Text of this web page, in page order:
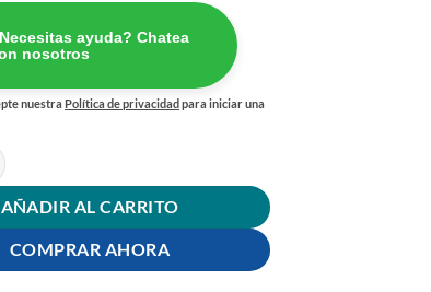
ayuda? Chatea
nosotros
nuestraPolítica de privacidad para iniciar una
DELANTERO TIGGO cantidad
AÑADIR AL CARRITO
COMPRAR AHORA